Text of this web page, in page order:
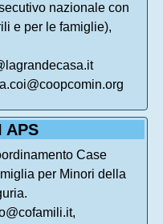
nazionale con
e per le famiglie),
APS
Case
per Minori della